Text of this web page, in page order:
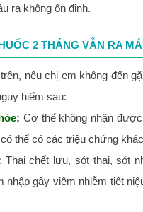
ra không ổn định.
2 THÁNG VẪN RA
nếu chị em không đến
hiểm sau:
Cơ thể không nhận
thể có các triệu chứng
Thai chết lưu, sót thai, sót
nhập gây viêm nhiễm tiết